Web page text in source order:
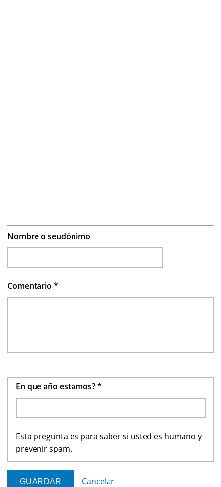
Nombre o seudónimo
Comentario *
En que año estamos?*
Esta pregunta es para saber si usted es humano y
prevenir spam.
Cancelar